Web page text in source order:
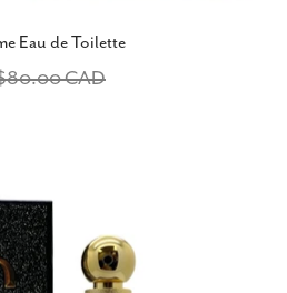
Eau de Toilette
CAD